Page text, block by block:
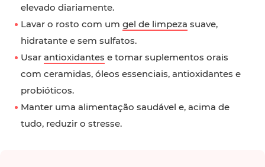
elevado diariamente.
Lavar o rosto com um gel de limpeza suave,
hidratante e sem sulfatos.
Usar antioxidantes e tomar suplementos orais
com ceramidas, óleos essenciais, antioxidantes e
probióticos.
Manter uma alimentação saudável e, acima de
tudo, reduzir o stresse.